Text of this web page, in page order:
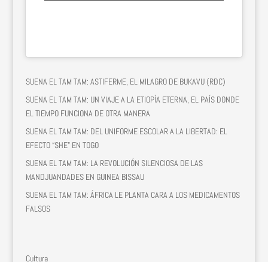
SUENA EL TAM TAM: ASTIFERME, EL MILAGRO DE BUKAVU (RDC)
SUENA EL TAM TAM: UN VIAJE A LA ETIOPÍA ETERNA, EL PAÍS DONDE
EL TIEMPO FUNCIONA DE OTRA MANERA
SUENA EL TAM TAM: DEL UNIFORME ESCOLAR A LA LIBERTAD: EL
EFECTO “SHE” EN TOGO
SUENA EL TAM TAM: LA REVOLUCIÓN SILENCIOSA DE LAS
MANDJUANDADES EN GUINEA BISSAU
SUENA EL TAM TAM: ÁFRICA LE PLANTA CARA A LOS MEDICAMENTOS
FALSOS
Cultura